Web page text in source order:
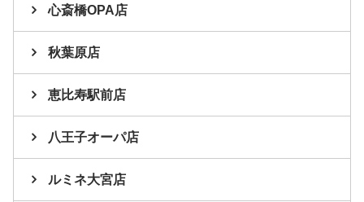
心斎橋OPA店
秋葉原店
恵比寿駅前店
八王子オーパ店
ルミネ大宮店